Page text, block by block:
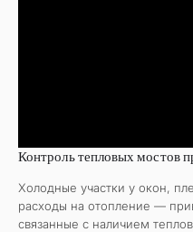
Контроль тепловых мостов
Холодные участки у окон,
расходы на отопление —
связанные с наличием